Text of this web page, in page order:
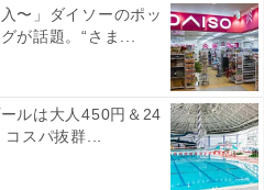
〜」ダイソーのポッ
が話題。“さま...
ルは大人450円＆24
スパ抜群...